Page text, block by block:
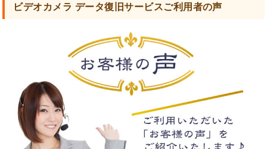
ビデオカメラ データ復旧サービスご利用者の声